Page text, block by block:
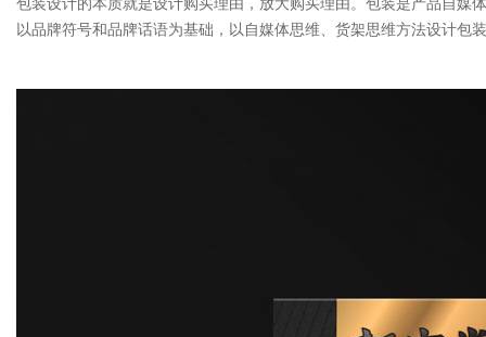
包装设计的本质就是设计购买理由，放大购买理由。包装是产品自媒
以品牌符号和品牌话语为基础，以自媒体思维、货架思维方法设计包